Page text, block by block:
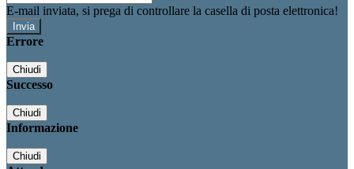
E-mail inviata, si prega di controllare la casella di posta elettronica!
Errore
Chiudi
Successo
Chiudi
Informazione
Chiudi